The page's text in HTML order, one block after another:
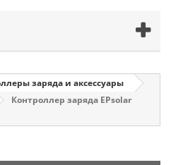
заряда и аксессуары
Контроллер заряда EPsolar